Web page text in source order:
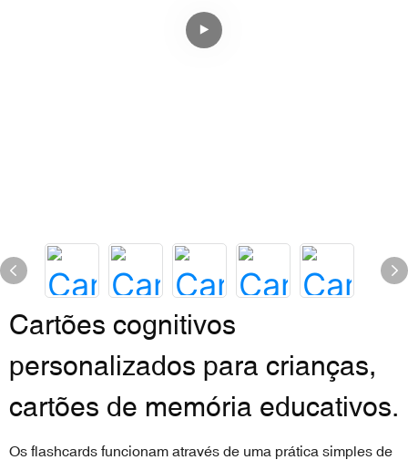
Cartões cognitivos
personalizados para crianças,
cartões de memória educativos.
Os flashcards funcionam através de uma prática simples de